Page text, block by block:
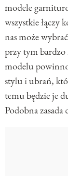
modele
wszystkie łączy
nas może
przy tym
modelu
stylu i ubrań,
temu będzie je
Podobna